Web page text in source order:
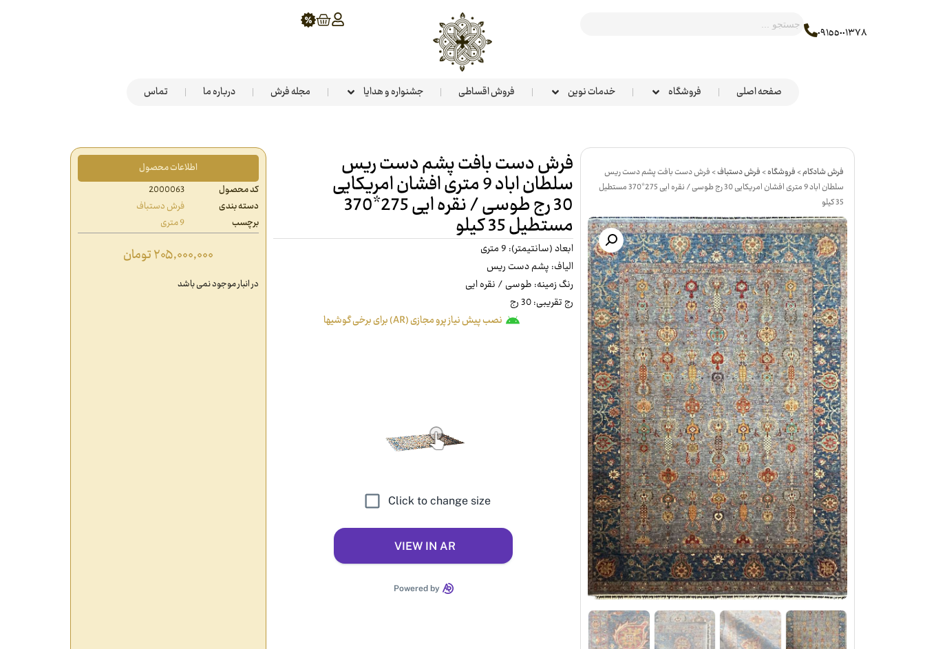
٠٩١٥٥٠٠١٣٧٨
صفحه اصلی فروشگاه خدمات نوین فروش اقساطی جشنواره و هدایا مجله فرش درباره ما تماس
فرش شادکام>فروشگاه>فرش دستباف>فرش دست بافت پشم دست ریس
سلطان اباد 9 متری افشان امریکایی 30 رج طوسی / نقره ایی 275*370 مستطیل
35 کیلو
فرش دست بافت پشم دست ریس
سلطان اباد 9 متری افشان امریکایی
30 رج طوسی / نقره ایی 275*370
مستطیل 35 کیلو
ابعاد (سانتیمتر): 9 متری
الیاف: پشم دست ریس
رنگ زمینه: طوسی / نقره ایی
رج تقریبی: 30 رج
نصب پیش نیاز پرو مجازی (AR) برای برخی گوشیها
اطلاعات محصول
کد محصول
2000063
دسته بندی
فرش دستباف
برچسب
9 متری
۲۰۵,۰۰۰,۰۰۰تومان
در انبار موجود نمی باشد